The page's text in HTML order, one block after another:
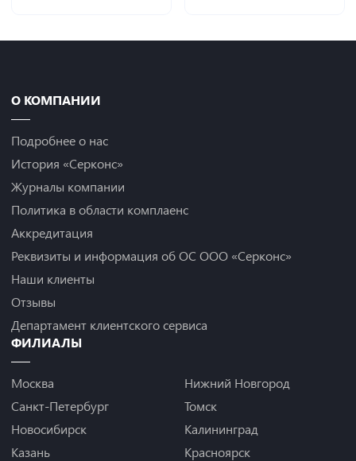
О КОМПАНИИ
Подробнее о нас
История «Серконс»
Журналы компании
Политика в области комплаенс
Аккредитация
Реквизиты и информация об ОС ООО «Серконс»
Наши клиенты
Отзывы
Департамент клиентского сервиса
ФИЛИАЛЫ
Москва
Санкт-Петербург
Новосибирск
Казань
Нижний Новгород
Томск
Калининград
Красноярск